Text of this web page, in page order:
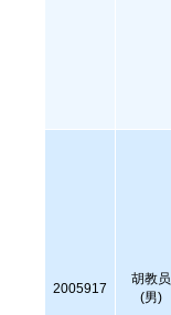
2005917
胡教员
(男)